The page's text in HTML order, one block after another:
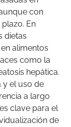
con
En
dietas
alimentos
como la
hepática.
y el uso de
a largo
clave para el
de